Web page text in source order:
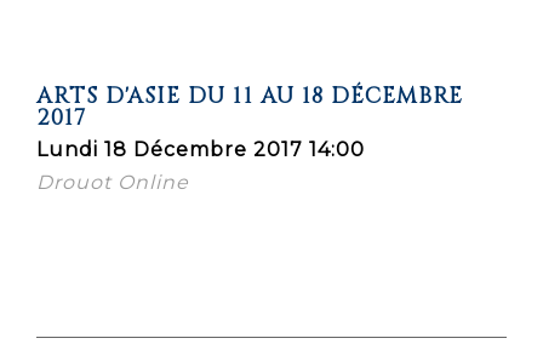
ARTS D'ASIE DU 11 AU 18 DÉCEMBRE
2017
Lundi 18 Décembre 2017 14:00
Drouot Online